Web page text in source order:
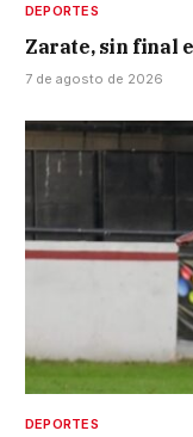
DEPORTES
Zarate, sin final
7 de agosto de 2026
DEPORTES